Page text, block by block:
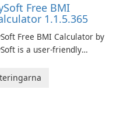
Free BMI
1.1.5.365
Free BMI Calculator by
is a user-friendly
to help you